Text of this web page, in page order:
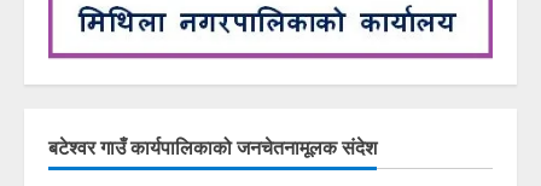
बटेश्वर गाउँ कार्यपालिकाको जनचेतनामूलक संदेश